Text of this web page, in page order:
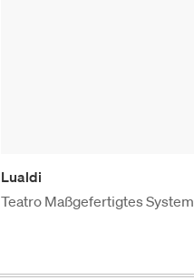
Lualdi
Teatro Maßgefertigtes System